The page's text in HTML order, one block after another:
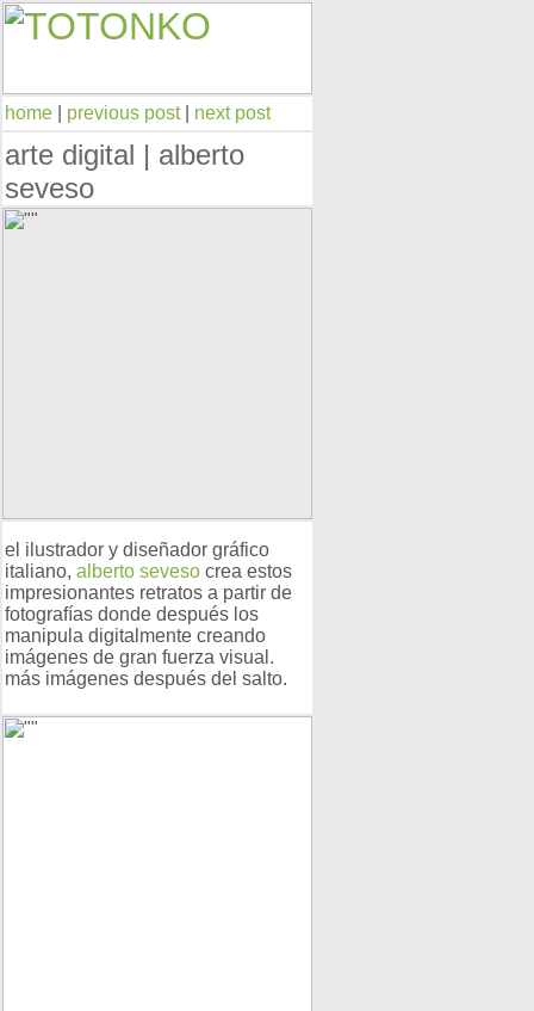
home previous post| next post
arte digital | alberto
seveso
el ilustrador y diseñador gráfico
italiano, alberto seveso crea estos
impresionantes retratos a partir de
fotografías donde después los
manipula digitalmente creando
imágenes de gran fuerza visual.
más imágenes después del salto.